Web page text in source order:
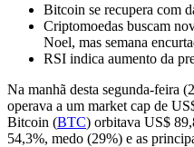
Bitcoin se recupera com
Criptomoedas buscam
Noel, mas semana
RSI indica aumento da
Na manhã desta segunda-feira
operava a um market cap de
Bitcoin (BTC) orbitava US$
54,3%, medo (29%) e as